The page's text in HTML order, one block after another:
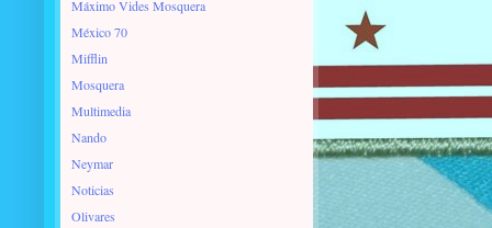
Máximo Vides Mosquera
México 70
Mifflin
Mosquera
Multimedia
Nando
Neymar
Noticias
Olivares